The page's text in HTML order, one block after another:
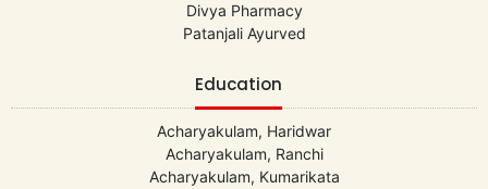
Divya Pharmacy
Patanjali Ayurved
Education
Acharyakulam, Haridwar
Acharyakulam, Ranchi
Acharyakulam, Kumarikata